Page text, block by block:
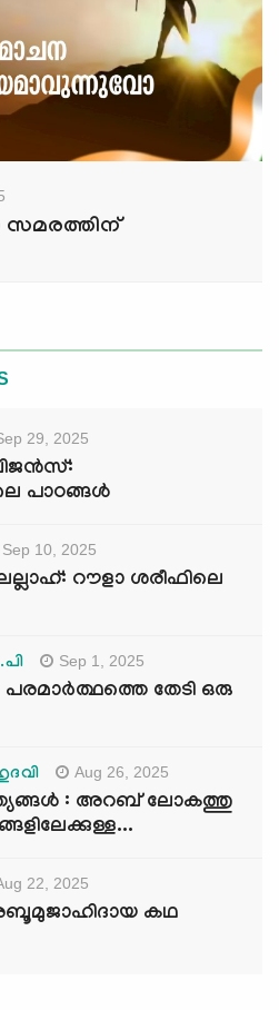
സമരത്തിന്
29, 2025
പാഠങ്ങൾ
Sep 10, 2025
റൗളാ ശരീഫിലെ
Sep 1, 2025
പരമാർത്ഥത്തെ തേടി ഒരു
Aug 26, 2025
: അറബ് ലോകത്തു
22, 2025
കഥ